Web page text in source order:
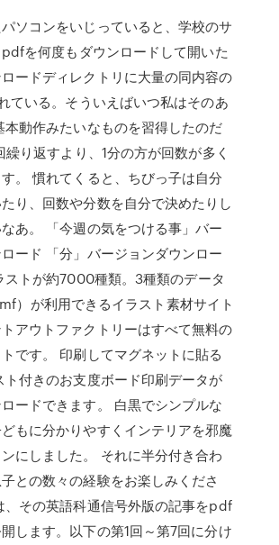
ソコンをいじっていると、学校のサ
を何度もダウンロードして開いた
ードディレクトリに大量の同内容の
ている。そういえばいつ私はそのあ
動作みたいなものを習得したのだ
繰り返すより、1分の方が回数が多く
。 慣れてくると、ちびっ子は自分
り、回数や分数を自分で決めたりし
あ。 「今週の気をつける事」バー
ード 「分」バージョンダウンロー
ストが約7000種類。3種類のデータ
）が利用できるイラスト素材サイト
アウトファクトリーはすべて無料の
です。 印刷してマグネットに貼る
ト付きのお支度ボード印刷データが
ードできます。 白黒でシンプルな
もに分かりやすくインテリアを邪魔
にしました。 それに半分付き合わ
との数々の経験をお楽しみくださ
、その英語科通信号外版の記事をpdf
します。以下の第1回～第7回に分け